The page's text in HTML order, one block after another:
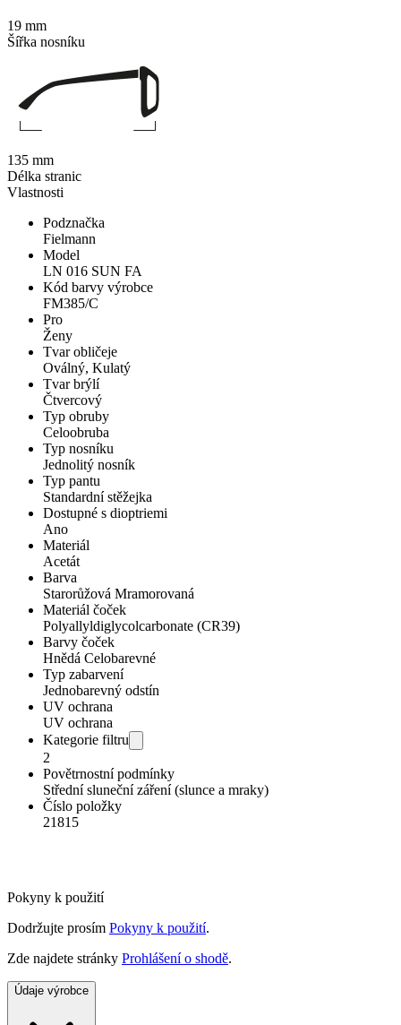
Vlastnosti
Podznačka
Fielmann
Model
LN 016 SUN FA
Kód barvy výrobce
FM385/C
Pro
Ženy
Tvar obličeje
Oválný, Kulatý
Tvar brýlí
Čtvercový
Typ obruby
Celoobruba
Typ nosníku
Jednolitý nosník
Typ pantu
Standardní stěžejka
Dostupné s dioptriemi
Ano
Materiál
Acetát
Barva
Starorůžová Mramorovaná
Materiál čoček
Polyallyldiglycolcarbonate (CR39)
Barvy čoček
Hnědá Celobarevné
Typ zabarvení
Jednobarevný odstín
UV ochrana
UV ochrana
Kategorie filtru
2
Povětrnostní podmínky
Střední sluneční záření (slunce a mraky)
Číslo položky
21815
Pokyny k použití
Dodržujte prosím Pokyny k použití.
Zde najdete stránky Prohlášení o shodě.
Údaje výrobce
19 mm
Šířka nosníku
135 mm
Délka stranic